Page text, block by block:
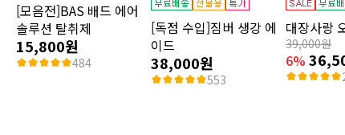
[모음전]BAS 배드 에어
솔루션 탈취제
15,800원
484
[독점 수입]짐버 생강 에
이드
38,000원
553
대장사랑
39,000원
6%